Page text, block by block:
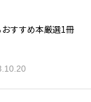
すすめ本厳選1冊